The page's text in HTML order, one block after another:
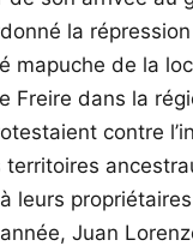
la
mapuche de la
Freire dans la
contre
leurs
Juan